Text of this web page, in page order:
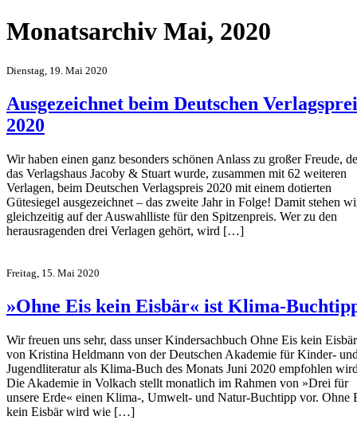
Monatsarchiv Mai, 2020
Dienstag, 19. Mai 2020
Ausgezeichnet beim Deutschen
2020
Wir haben einen ganz besonders schönen Anlass zu großer Freude,
das Verlagshaus Jacoby & Stuart wurde, zusammen mit 62 weiteren
Verlagen, beim Deutschen Verlagspreis 2020 mit einem dotierten
Gütesiegel ausgezeichnet – das zweite Jahr in Folge! Damit stehen
gleichzeitig auf der Auswahlliste für den Spitzenpreis. Wer zu den
herausragenden drei Verlagen gehört, wird […]
Freitag, 15. Mai 2020
»Ohne Eis kein Eisbär« ist Klima-
Wir freuen uns sehr, dass unser Kindersachbuch Ohne Eis kein Eisbär
von Kristina Heldmann von der Deutschen Akademie für Kinder-
Jugendliteratur als Klima-Buch des Monats Juni 2020 empfohlen
Die Akademie in Volkach stellt monatlich im Rahmen von »Drei für
unsere Erde« einen Klima-, Umwelt- und Natur-Buchtipp vor. Ohne
kein Eisbär wird wie […]